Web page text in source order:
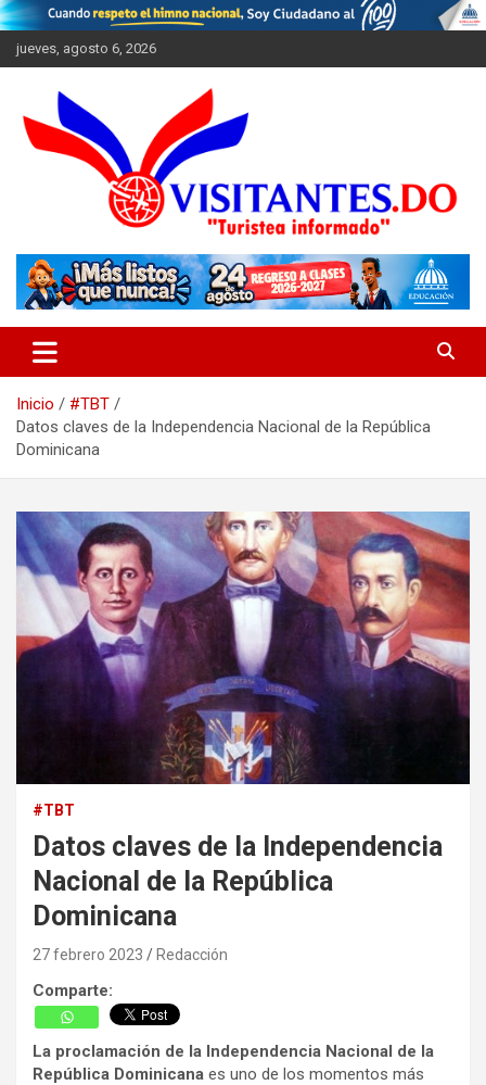
Saltar
al
contenido
jueves, agosto 6, 2026
Visitantes
Inicio
#TBT
Datos claves de la Independencia Nacional de la República
Dominicana
#TBT
Datos claves de la Independencia
Nacional de la República
Dominicana
27 febrero 2023 Redacción
Comparte:
La proclamación de la Independencia Nacional de la
República Dominicana es uno de los momentos más